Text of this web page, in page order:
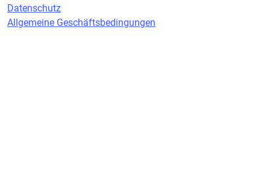
Datenschutz
Allgemeine Geschäftsbedingungen